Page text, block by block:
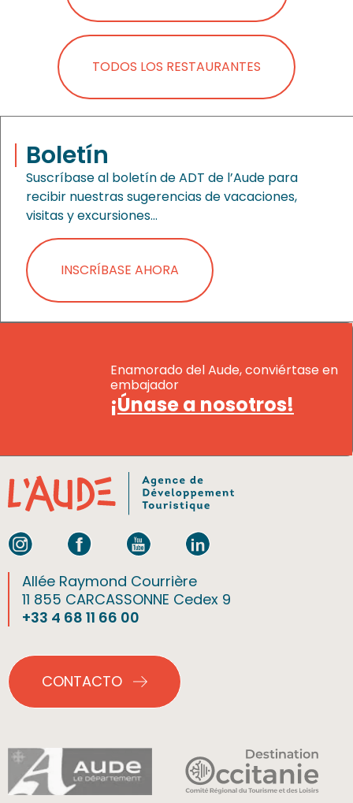
TODOS LOS RESTAURANTES
Boletín
Suscríbase al boletín de ADT de l’Aude para
recibir nuestras sugerencias de vacaciones,
visitas y excursiones…
INSCRÍBASE AHORA
Enamorado del Aude, conviértase en
embajador
¡Únase a nosotros!
Allée Raymond Courrière
11 855 CARCASSONNE Cedex 9
+33 4 68 11 66 00
CONTACTO